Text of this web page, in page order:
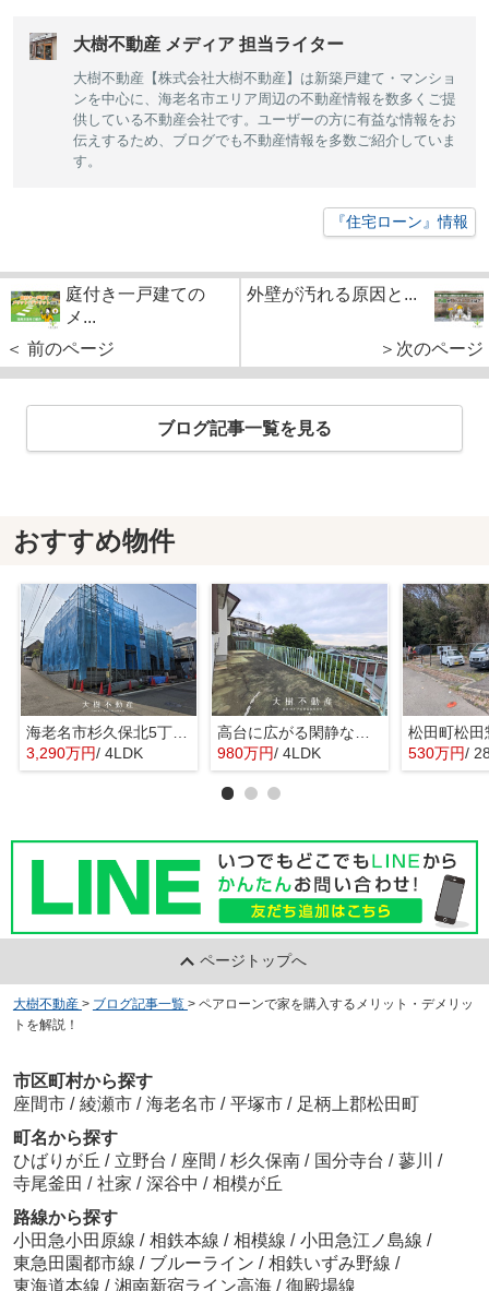
大樹不動産 メディア 担当ライター
大樹不動産【株式会社大樹不動産】は新築戸建て・マンショ
ンを中心に、海老名市エリア周辺の不動産情報を数多くご提
供している不動産会社です。ユーザーの方に有益な情報をお
伝えするため、ブログでも不動産情報を多数ご紹介していま
す。
『住宅ローン』情報
庭付き一戸建ての
メ...
＜ 前のページ
外壁が汚れる原因と...
＞次のページ
ブログ記事一覧を見る
おすすめ物件
海老名市杉久保北5丁目 新築戸建て 全3棟
3,290万円/ 4LDK
980万円/ 4LDK 530万円/
ページトップへ
大樹不動産 > ブログ記事一覧 > ペアローンで家を購入するメリット・デメリッ
トを解説！
市区町村から探す
座間市 / 綾瀬市 / 海老名市 / 平塚市 / 足柄上郡松田町
町名から探す
ひばりが丘 / 立野台 / 座間 / 杉久保南 / 国分寺台 / 蓼川 /
寺尾釜田 / 社家 / 深谷中 / 相模が丘
路線から探す
小田急小田原線 / 相鉄本線 / 相模線 / 小田急江ノ島線 /
東急田園都市線 / ブルーライン / 相鉄いずみ野線 /
東海道本線 / 湘南新宿ライン高海 / 御殿場線